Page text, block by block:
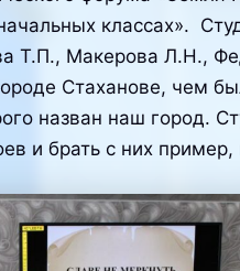
классах».
Т.П., Макерова Л.Н.,
Стаханове, чем
назван наш город.
и брать с них